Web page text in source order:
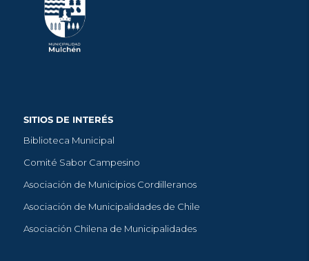
SITIOS DE INTERÉS
Biblioteca Municipal
Comité Sabor Campesino
Asociación de Municipios Cordilleranos
Asociación de Municipalidades de Chile
Asociación Chilena de Municipalidades